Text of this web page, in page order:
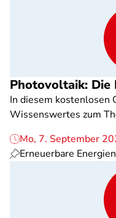
Photovoltaik: Die
In diesem kostenlosen
Wissenswertes zum
Mo, 7. September
Erneuerbare Energien